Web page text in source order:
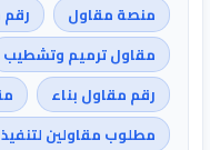
منصة مقاول
مقاول ترميم وتشطيب
رقم مقاول بناء
مطلوب مقاولين